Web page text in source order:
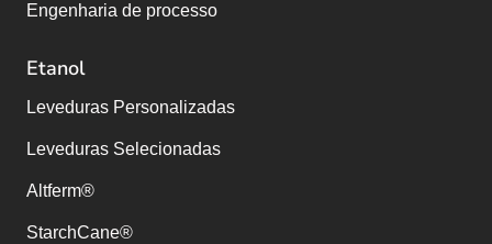
Engenharia de processo
Etanol
Leveduras Personalizadas
Leveduras Selecionadas
Altferm®
StarchCane®